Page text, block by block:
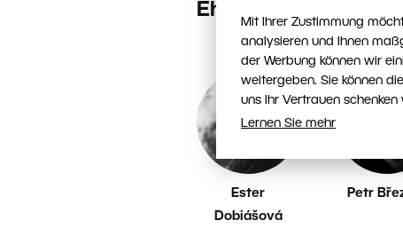
Mit Ihrer Zustimmung
analysieren und Ihnen
der Werbung können wir
weitergeben. Sie können
uns Ihr Vertrauen schenken
Lernen Sie mehr
Ehemalige Autoren
Ester
Dobiášová
Petr